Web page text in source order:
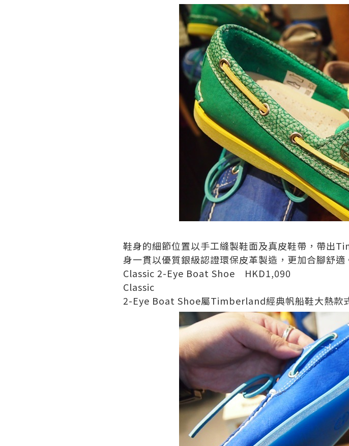
鞋身的細節位置以手工縫製鞋面及真皮鞋帶，帶出
身一貫以優質銀級認證環保皮革製造，更加合腳舒適
Classic 2-Eye Boat Shoe
HKD1,090
Classic
2-Eye Boat Shoe屬Timberland經典帆船鞋大熱款